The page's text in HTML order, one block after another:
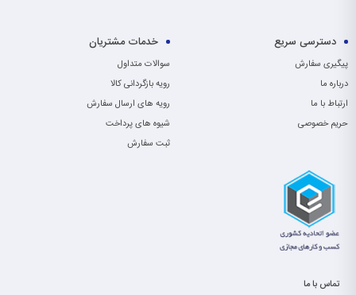
دسترسی سریع
پیگیری سفارش
درباره ما
ارتباط با ما
حریم خصوصی
خدمات مشتریان
سوالات متداول
رویه بازگردانی کالا
رویه های ارسال سفارش
شیوه های پرداخت
ثبت سفارش
تماس با ما